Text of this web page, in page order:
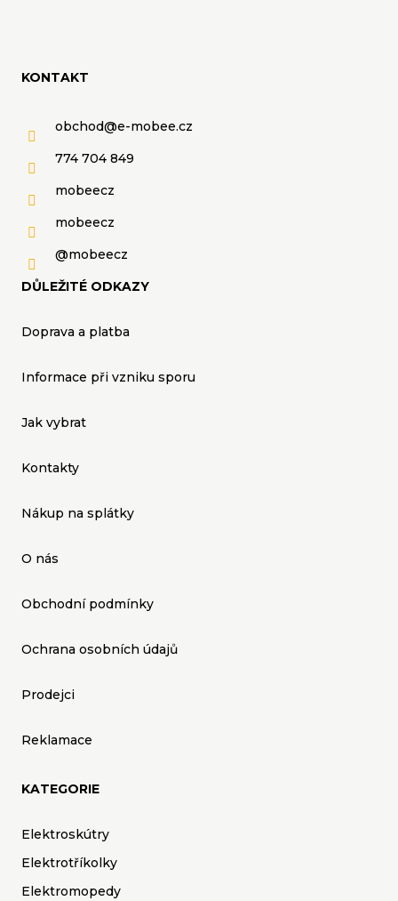
KONTAKT
obchod@e-mobee.cz
774 704 849
mobeecz
mobeecz
@mobeecz
DŮLEŽITÉ ODKAZY
Doprava a platba
Informace při vzniku sporu
Jak vybrat
Kontakty
Nákup na splátky
O nás
Obchodní podmínky
Ochrana osobních údajů
Prodejci
Reklamace
KATEGORIE
Elektroskútry
Elektrotříkolky
Elektromopedy